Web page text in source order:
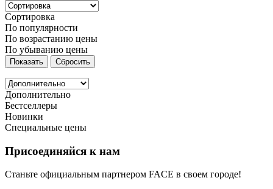
Сортировка
По популярности
По возрастанию цены
По убыванию цены
Дополнительно
Бестселлеры
Новинки
Специальные цены
Присоединяйся к нам
Станьте официальным партнером FACE в своем городе!